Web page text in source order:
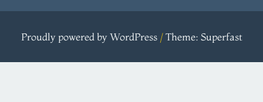
Proudly powered by WordPress /Theme: Superfast